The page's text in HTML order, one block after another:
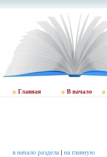
Главная В начало
в начало раздела| на главную